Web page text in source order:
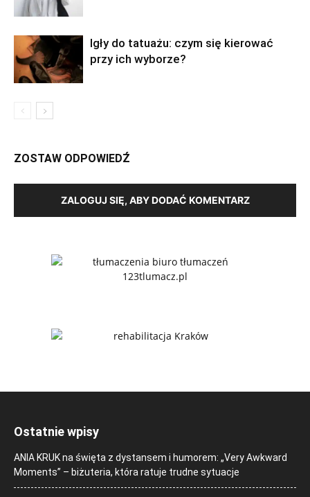
Igły do tatuażu: czym się kierować
przy ich wyborze?
ZOSTAW ODPOWIEDŹ
ZALOGUJ SIĘ, ABY DODAĆ KOMENTARZ
Ostatnie wpisy
ANIA KRUK na święta z dystansem i humorem: „Very Awkward
Moments” – biżuteria, która ratuje trudne sytuacje